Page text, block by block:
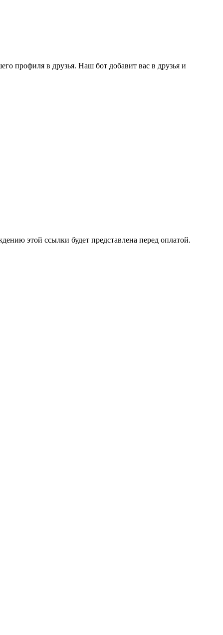
профиля в друзья. Наш бот добавит вас в друзья и
этой ссылки будет представлена перед оплатой.